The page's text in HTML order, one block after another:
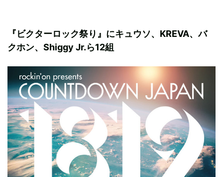
『ビクターロック祭り』にキュウソ、KREVA、バ
クホン、Shiggy Jr.ら12組